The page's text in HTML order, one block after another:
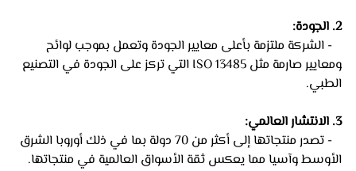
2. الجودة:
   - الشركة ملتزمة بأعلى معايير الجودة وتعمل بموجب لوائح
ومعايير صارمة مثل ISO 13485 التي تركز على الجودة في التصنيع
الطبي.
3. الانتشار العالمي:
   - تصدر منتجاتها إلى أكثر من 70 دولة بما في ذلك أوروبا الشرق
الأوسط وآسيا مما يعكس ثقة الأسواق العالمية في منتجاتها.